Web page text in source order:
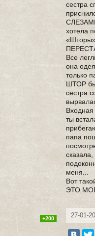
сестра
хотела
Все
она
только
ШТОР
сестра
Входная
ты
папа
меня...
Вот
ЭТО
27-01-
+200